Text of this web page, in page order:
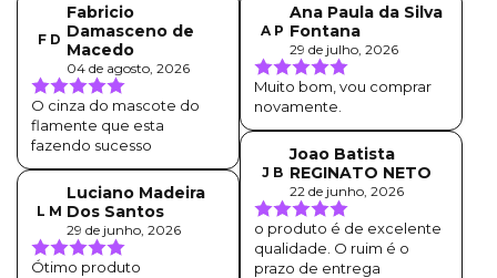
F D
Fabricio
Damasceno de
Macedo
04 de agosto, 2026
O cinza do mascote do
flamente que esta
fazendo sucesso
L M
Luciano Madeira
Dos Santos
29 de junho, 2026
Ótimo produto
A P
Ana Paula da Silva
Fontana
29 de julho, 2026
Muito bom, vou comprar
novamente.
J B
Joao Batista
REGINATO NETO
22 de junho, 2026
o produto é de excelente
qualidade. O ruim é o
prazo de entrega